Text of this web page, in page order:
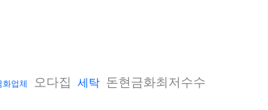
업체 오다집 세탁 돈현금화최저수수